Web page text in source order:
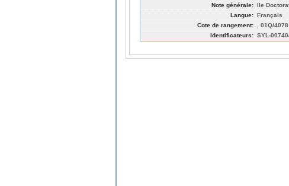
Note générale: IIe
Langue: Français
Cote de rangement:
, 01Q/4078
Identificateurs: SYL-